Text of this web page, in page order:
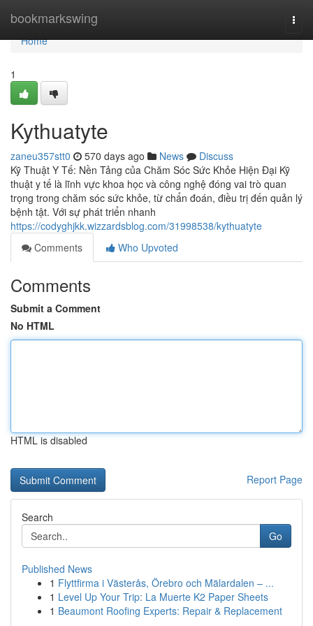
bookmarkswing
Home
Home
1
Kythuatyte
zaneu357stt0 570 days ago News
Discuss
Kỹ Thuật Y Tế: Nền Tảng của Chăm Sóc Sức Khỏe Hiện Đại Kỹ
thuật y tế là lĩnh vực khoa học và công nghệ đóng vai trò quan
trọng trong chăm sóc sức khỏe, từ chẩn đoán, điều trị đến quản lý
bệnh tật. Với sự phát triển nhanh
https://codyghjkk.wizzardsblog.com/31998538/kythuatyte
Comments
Who Upvoted
Comments
Submit a Comment
No HTML
HTML is disabled
Report Page
Search
Go
Published News
1 Flyttfirma i Västerås, Örebro och Mälardalen – ...
1 Level Up Your Trip: La Muerte K2 Paper Sheets
1 Beaumont Roofing Experts: Repair & Replacement